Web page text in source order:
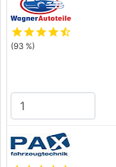
starstarstarstarstar_half
(93 %)